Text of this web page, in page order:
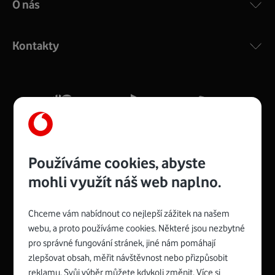
COMPAL CH7465VF
silný signál pro celou domácnost. Kompaktní rozměry 21
Více o COMPAL CH7465VF
Zyxel VMG8623-T50B:
Rozměry modemu jsou 16 x 22 x 7,5 cm (včetně stojánku)
Spojte se s Vodafonem
O nás
Kontakty
Používáme cookies, abyste
mohli využít náš web naplno.
Chceme vám nabídnout co nejlepší zážitek na našem
webu, a proto používáme cookies. Některé jsou nezbytné
pro správné fungování stránek, jiné nám pomáhají
zlepšovat obsah, měřit návštěvnost nebo přizpůsobit
reklamu. Svůj výběr můžete kdykoli změnit. Více si